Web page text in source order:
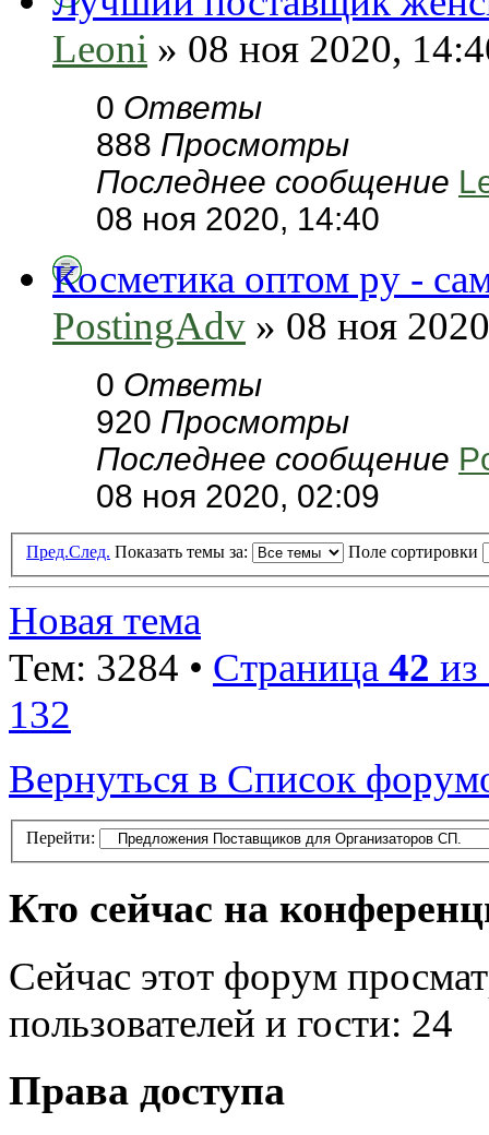
Leoni » 08 ноя 2020,
0 Ответы
888 Просмотры
Последнее сообщение
08 ноя 2020, 14:40
Косметика оптом ру -
PostingAdv » 08 ноя
0 Ответы
920 Просмотры
Последнее сообщение
08 ноя 2020, 02:09
Пред.След. Показать темы за: Поле сортировки
Новая тема
Тем: 3284 • Страница 42 из
132
Вернуться в Список
Перейти:
Кто сейчас на
Сейчас этот форум
пользователей и гости: 24
Права доступа